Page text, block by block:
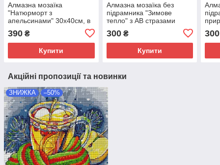
Алмазна мозаїка
"Натюрморт з
апельсинами" 30х40см, в
термопакеті, ТМ Ідейка,
Україна
390 ₴
Купити
Алмазна мозаїка без
підрамника "Зимове
тепло" з АВ стразами
30х40см, в термопакеті,
ТМ Ідейка, Україна
300₴
Купити
300
Акційні пропозиції та новинки
ЗНИЖКА –50%